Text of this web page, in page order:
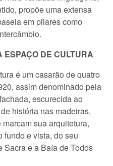
propõe uma extensa
em pilares como
DE CULTURA
é um casarão de quatro
assim denominado pela
escurecida ao
história nas madeiras,
sua arquitetura,
fundo e vista, do seu
Sacra e a Baía de Todos